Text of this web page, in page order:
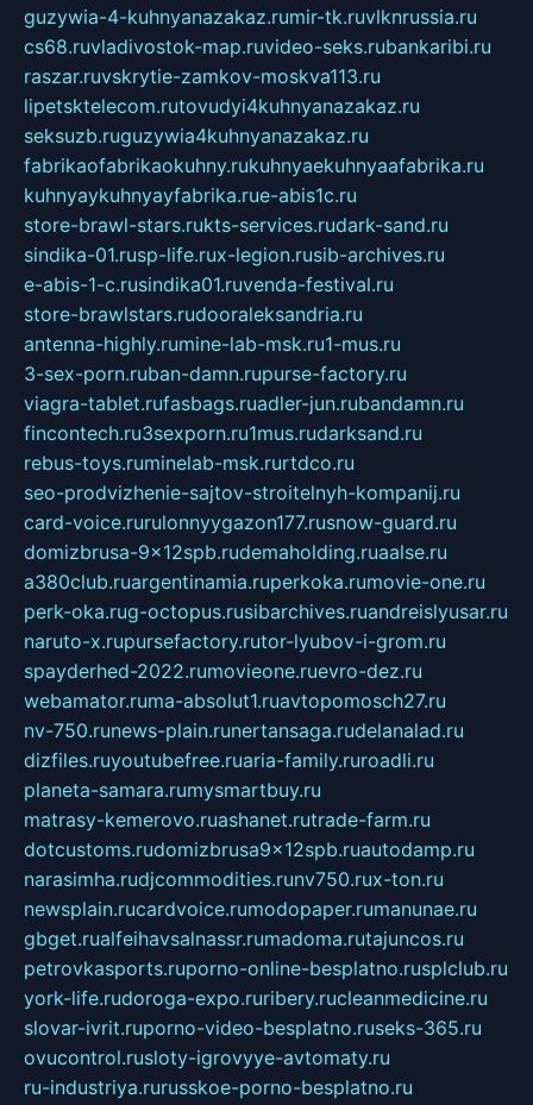
guzywia-4-kuhnyanazakaz.rumir-tk.ruvlknrussia.ru
cs68.ruvladivostok-map.ruvideo-seks.rubankaribi.ru
raszar.ruvskrytie-zamkov-moskva113.ru
lipetsktelecom.rutovudyi4kuhnyanazakaz.ru
seksuzb.ruguzywia4kuhnyanazakaz.ru
fabrikaofabrikaokuhny.rukuhnyaekuhnyaafabrika.ru
kuhnyaykuhnyayfabrika.rue-abis1c.ru
store-brawl-stars.rukts-services.rudark-sand.ru
sindika-01.rusp-life.rux-legion.rusib-archives.ru
e-abis-1-c.rusindika01.ruvenda-festival.ru
store-brawlstars.rudooraleksandria.ru
antenna-highly.rumine-lab-msk.ru1-mus.ru
3-sex-porn.ruban-damn.rupurse-factory.ru
viagra-tablet.rufasbags.ruadler-jun.rubandamn.ru
fincontech.ru3sexporn.ru1mus.rudarksand.ru
rebus-toys.ruminelab-msk.rurtdco.ru
seo-prodvizhenie-sajtov-stroitelnyh-kompanij.ru
card-voice.rurulonnyygazon177.rusnow-guard.ru
domizbrusa-9x12spb.rudemaholding.ruaalse.ru
a380club.ruargentinamia.ruperkoka.rumovie-one.ru
perk-oka.rug-octopus.rusibarchives.ruandreislyusar.ru
naruto-x.rupursefactory.rutor-lyubov-i-grom.ru
spayderhed-2022.rumovieone.ruevro-dez.ru
webamator.ruma-absolut1.ruavtopomosch27.ru
nv-750.runews-plain.runertansaga.rudelanalad.ru
dizfiles.ruyoutubefree.ruaria-family.ruroadli.ru
planeta-samara.rumysmartbuy.ru
matrasy-kemerovo.ruashanet.rutrade-farm.ru
dotcustoms.rudomizbrusa9x12spb.ruautodamp.ru
narasimha.rudjcommodities.runv750.rux-ton.ru
newsplain.rucardvoice.rumodopaper.rumanunae.ru
gbget.rualfeihavsalnassr.rumadoma.rutajuncos.ru
petrovkasports.ruporno-online-besplatno.rusplclub.ru
york-life.rudoroga-expo.ruribery.rucleanmedicine.ru
slovar-ivrit.ruporno-video-besplatno.ruseks-365.ru
ovucontrol.rusloty-igrovyye-avtomaty.ru
ru-industriya.rurusskoe-porno-besplatno.ru